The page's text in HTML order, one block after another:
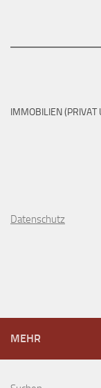
IMMOBILIEN (PRIVAT
Datenschutz
MEHR